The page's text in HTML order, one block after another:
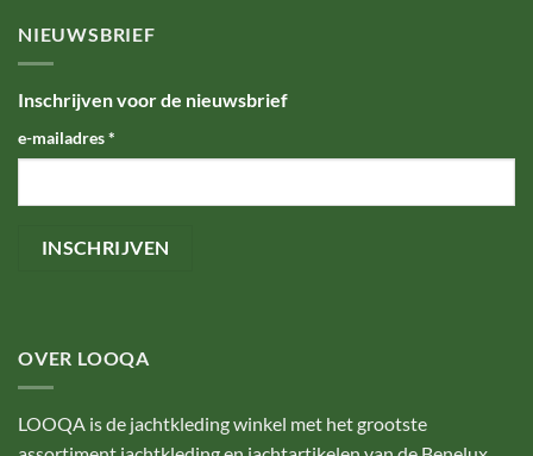
NIEUWSBRIEF
Inschrijven voor de nieuwsbrief
e-mailadres*
OVER LOOQA
LOOQA is de jachtkleding winkel met het grootste